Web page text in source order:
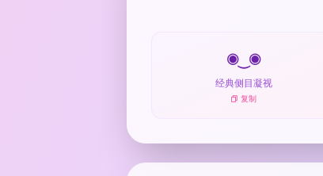
◉‿◉
经典侧目凝视
复制